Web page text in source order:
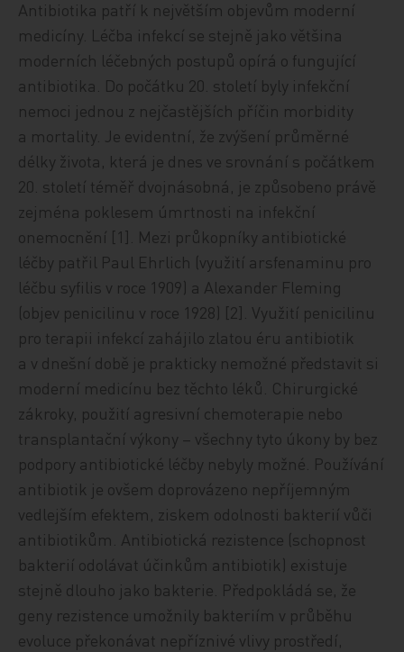
Antibiotika patří k největším objevům moderní
medicíny. Léčba infekcí se stejně jako většina
moderních léčebných postupů opírá o fungující
antibiotika. Do počátku 20. století byly infekční
nemoci jednou z nejčastějších příčin morbidity
a mortality. Je evidentní, že zvýšení průměrné
délky života, která je dnes ve srovnání s počátkem
20. století téměř dvojnásobná, je způsobeno právě
zejména poklesem úmrtnosti na infekční
onemocnění [ 1]. Mezi průkopníky antibiotické
léčby patřil Paul Ehrlich (využití arsfenaminu pro
léčbu syfilis v roce 1909) a Alexander Fleming
(objev penicilinu v roce 1928) [2]. Využití penicilinu
pro terapii infekcí zahájilo zlatou éru antibiotik
a v dnešní době je prakticky nemožné představit si
moderní medicínu bez těchto léků. Chirurgické
zákroky, použití agresivní chemoterapie nebo
transplantační výkony – všechny tyto úkony by bez
podpory antibiotické léčby nebyly možné. Používání
antibiotik je ovšem doprovázeno nepříjemným
vedlejším efektem, ziskem odolnosti bakterií vůči
antibiotikům. Antibiotická rezistence (schopnost
bakterií odolávat účinkům antibiotik) existuje
stejně dlouho jako bakterie. Předpokládá se, že
geny rezistence umožnily bakteriím v průběhu
evoluce překonávat nepříznivé vlivy prostředí,